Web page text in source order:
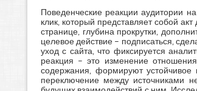
Поведенческие реакции аудитории
клик, который представляет собой
странице, глубина прокрутки,
целевое действие – подписаться,
уход с сайта, что фиксируется
реакция – это изменение
содержания, формируют устойчивое
переключение между источниками